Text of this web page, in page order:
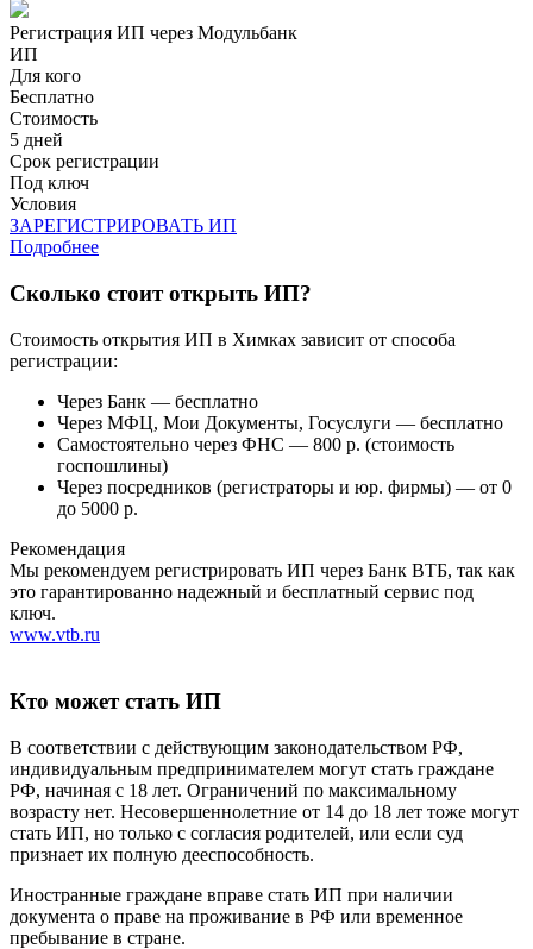
Регистрация ИП через Модульбанк
ИП
Для кого
Бесплатно
Стоимость
5 дней
Срок регистрации
Под ключ
Условия
ЗАРЕГИСТРИРОВАТЬ ИП
Подробнее
Сколько стоит открыть ИП?
Стоимость открытия ИП в Химках зависит от способа
регистрации:
Через Банк — бесплатно
Через МФЦ, Мои Документы, Госуслуги — бесплатно
Самостоятельно через ФНС — 800 р. (стоимость
госпошлины)
Через посредников (регистраторы и юр. фирмы) — от 0
до 5000 р.
Рекомендация
Мы рекомендуем регистрировать ИП через Банк ВТБ, так как
это гарантированно надежный и бесплатный сервис под
ключ.
www.vtb.ru
Кто может стать ИП
В соответствии с действующим законодательством РФ,
индивидуальным предпринимателем могут стать граждане
РФ, начиная с 18 лет. Ограничений по максимальному
возрасту нет. Несовершеннолетние от 14 до 18 лет тоже могут
стать ИП, но только с согласия родителей, или если суд
признает их полную дееспособность.
Иностранные граждане вправе стать ИП при наличии
документа о праве на проживание в РФ или временное
пребывание в стране.